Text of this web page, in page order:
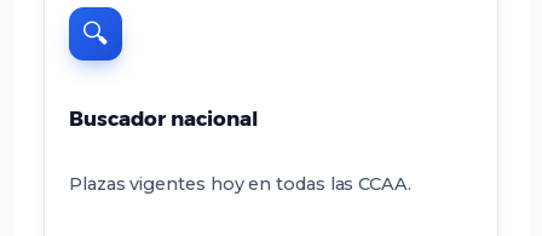
🔍
Buscador nacional
Plazas vigentes hoy en todas las CCAA.